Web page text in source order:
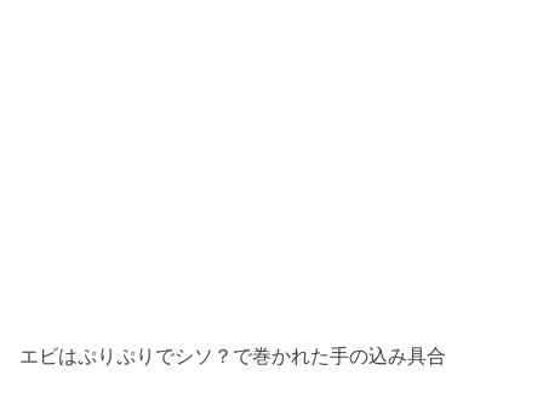
エビはぷりぷりでシソ？で巻かれた手の込み具合